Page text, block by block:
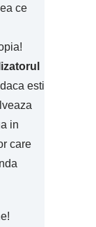
ce
esti
in
care